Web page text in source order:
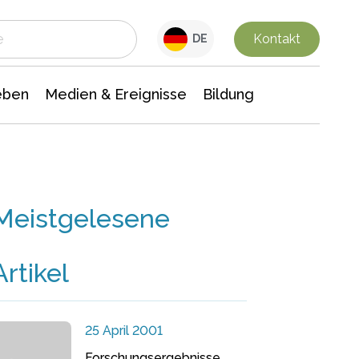
DE Kontakt
Medien & Ereignisse Bildung
25 April 2001